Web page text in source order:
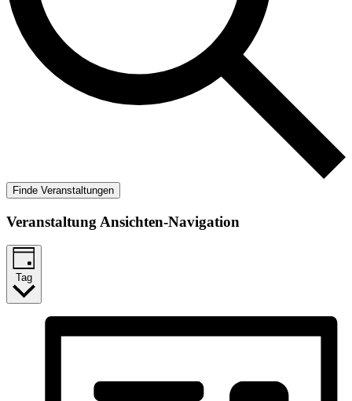
Finde Veranstaltungen
Veranstaltung Ansichten-Navigation
Tag